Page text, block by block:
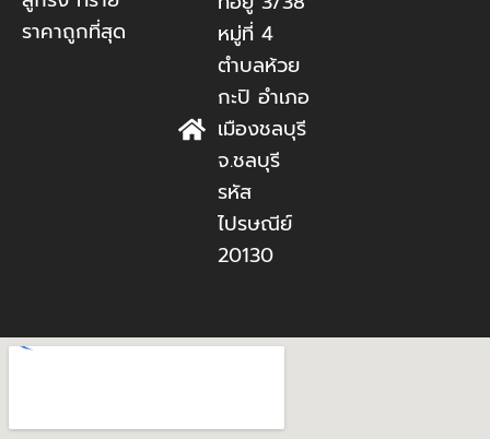
ราคาถูกที่สุด
หมู่ที่ 4
ตำบลห้วย
กะปิ อำเภอ
เมืองชลบุรี
จ.ชลบุรี
รหัส
ไปรษณีย์
20130